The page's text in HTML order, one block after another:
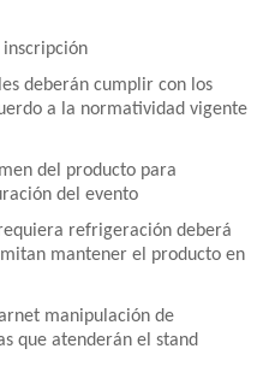
deberán cumplir con los
a la normatividad vigente
del producto para
del evento
refrigeración deberá
mantener el producto en
manipulación de
que atenderán el stand